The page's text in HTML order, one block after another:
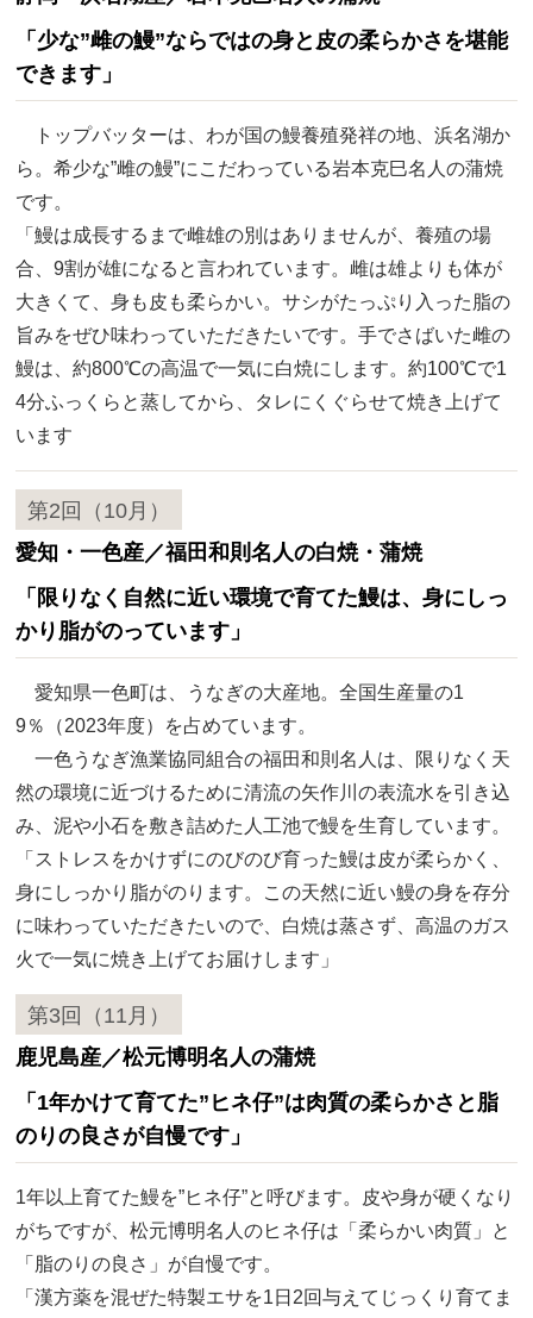
「少な”雌の鰻”ならではの身と皮の柔らかさを堪能
できます」
トップバッターは、わが国の鰻養殖発祥の地、浜名湖か
ら。希少な”雌の鰻”にこだわっている岩本克巳名人の蒲焼
です。
「鰻は成長するまで雌雄の別はありませんが、養殖の場
合、9割が雄になると言われています。雌は雄よりも体が
大きくて、身も皮も柔らかい。サシがたっぷり入った脂の
旨みをぜひ味わっていただきたいです。手でさばいた雌の
鰻は、約800℃の高温で一気に白焼にします。約100℃で1
4分ふっくらと蒸してから、タレにくぐらせて焼き上げて
います
第2回（10月）
愛知・一色産／福田和則名人の白焼・蒲焼
「限りなく自然に近い環境で育てた鰻は、身にしっ
かり脂がのっています」
愛知県一色町は、うなぎの大産地。全国生産量の1
9％（2023年度）を占めています。
一色うなぎ漁業協同組合の福田和則名人は、限りなく天
然の環境に近づけるために清流の矢作川の表流水を引き込
み、泥や小石を敷き詰めた人工池で鰻を生育しています。
「ストレスをかけずにのびのび育った鰻は皮が柔らかく、
身にしっかり脂がのります。この天然に近い鰻の身を存分
に味わっていただきたいので、白焼は蒸さず、高温のガス
火で一気に焼き上げてお届けします」
第3回（11月）
鹿児島産／松元博明名人の蒲焼
「1年かけて育てた”ヒネ仔”は肉質の柔らかさと脂
のりの良さが自慢です」
1年以上育てた鰻を”ヒネ仔”と呼びます。皮や身が硬くなり
がちですが、松元博明名人のヒネ仔は「柔らかい肉質」と
「脂のりの良さ」が自慢です。
「漢方薬を混ぜた特製エサを1日2回与えてじっくり育てま